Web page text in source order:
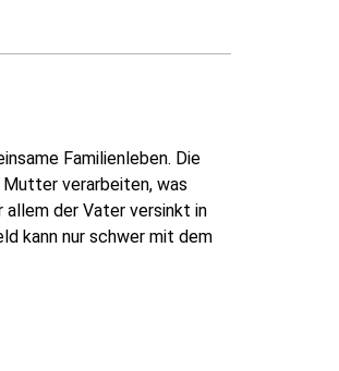
Familienleben. Die
Mutter verarbeiten, was
allem der Vater versinkt in
kann nur schwer mit dem